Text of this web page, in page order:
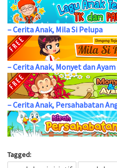
–Cerita Anak, Mila Si Pelupa
–Cerita Anak, Monyet dan Ayam
–Cerita Anak, Persahabatan
Tagged: